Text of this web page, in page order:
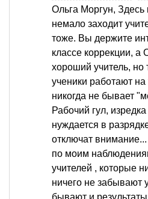
Ольга Моргун, Здесь
немало заходит
тоже. Вы держите
классе коррекции, а
хороший учитель, но
ученики работают
никогда не бывает
Рабочий гул,
нуждается в
отключат
по моим
учителей , которые
ничего не забывают
бывают и